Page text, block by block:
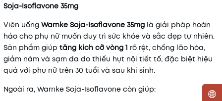
Soja-Isoflavone 35mg
Viên uống Warnke Soja-Isoflavone 35mg là giải pháp hoàn
hảo cho phụ nữ muốn duy trì sức khỏe và sắc đẹp tự nhiên.
Sản phẩm giúp tăng kích cỡ vòng 1 rõ rệt, chống lão hóa,
giảm nám và sạm da do thiếu hụt nội tiết tố, đặc biệt hiệu
quả với phụ nữ trên 30 tuổi và sau khi sinh.
Ngoài ra, Warnke Soja-Isoflavone còn giúp: